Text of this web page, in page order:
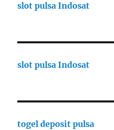
slot pulsa Indosat
slot pulsa Indosat
togel deposit pulsa